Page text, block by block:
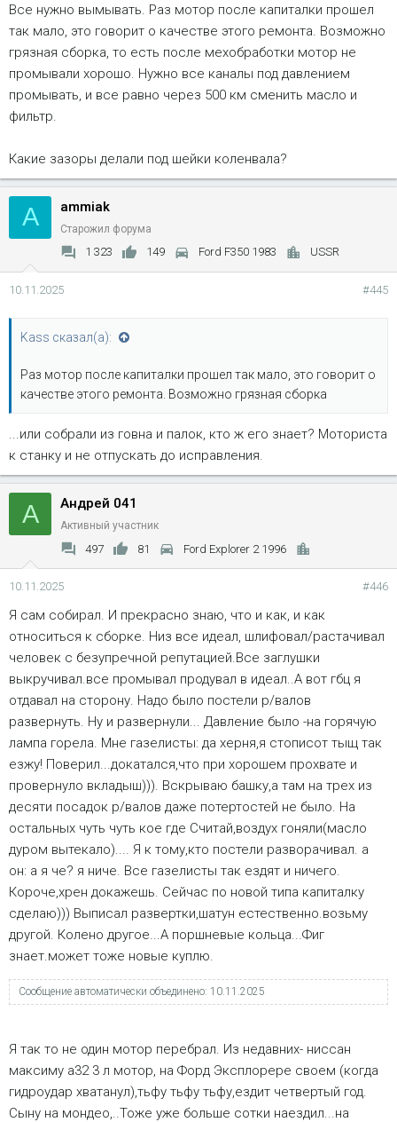
Все нужно вымывать. Раз мотор после капиталки прошел
так мало, это говорит о качестве этого ремонта. Возможно
грязная сборка, то есть после мехобработки мотор не
промывали хорошо. Нужно все каналы под давлением
промывать, и все равно через 500 км сменить масло и
фильтр.
Какие зазоры делали под шейки коленвала?
A ammiak
Старожил форума
1 323 149 Ford F350 1983 USSR
10.11.2025 #445
Kass сказал(а):
Раз мотор после капиталки прошел так мало, это говорит о
качестве этого ремонта. Возможно грязная сборка
...или собрали из говна и палок, кто ж его знает? Моториста
к станку и не отпускать до исправления.
А Андрей 041
Активный участник
497 81 Ford Explorer 2 1996
10.11.2025 #446
Я сам собирал. И прекрасно знаю, что и как, и как
относиться к сборке. Низ все идеал, шлифовал/растачивал
человек с безупречной репутацией.Все заглушки
выкручивал.все промывал продувал в идеал..А вот гбц я
отдавал на сторону. Надо было постели р/валов
развернуть. Ну и развернули... Давление было -на горячую
лампа горела. Мне газелисты: да херня,я стописот тыщ так
езжу! Поверил...докатался,что при хорошем прохвате и
провернуло вкладыш))). Вскрываю башку,а там на трех из
десяти посадок р/валов даже потертостей не было. На
остальных чуть чуть кое где Считай,воздух гоняли(масло
дуром вытекало).... Я к тому,кто постели разворачивал. а
он: а я че? я ниче. Все газелисты так ездят и ничего.
Короче,хрен докажешь. Сейчас по новой типа капиталку
сделаю))) Выписал развертки,шатун естественно.возьму
другой. Колено другое...А поршневые кольца...Фиг
знает.может тоже новые куплю.
Сообщение автоматически объединено: 10.11.2025
Я так то не один мотор перебрал. Из недавних- ниссан
максиму а32 3 л мотор, на Форд Эксплорере своем (когда
гидроудар хватанул),тьфу тьфу тьфу,ездит четвертый год.
Сыну на мондео,..Тоже уже больше сотки наездил...на